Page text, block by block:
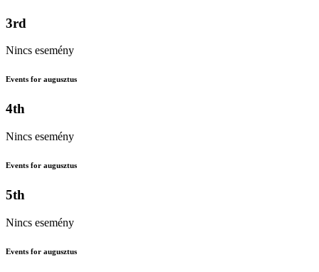
3rd
Nincs esemény
Events for augusztus
4th
Nincs esemény
Events for augusztus
5th
Nincs esemény
Events for augusztus